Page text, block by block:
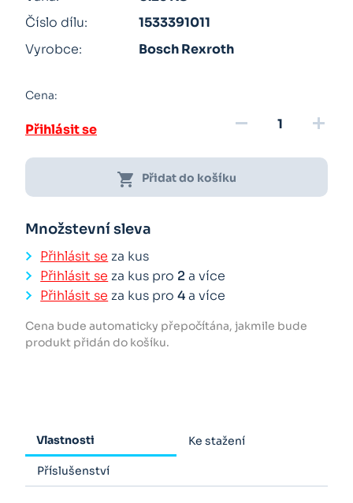
Číslo dílu:
1533391011
Vyrobce:
Bosch Rexroth
Cena:
Přihlásit se remove add
shopping_cart Přidat do košíku
Množstevní sleva
Přihlásit se za kus
Přihlásit se za kus pro 2a více
Přihlásit se za kus pro4a více
Cena bude automaticky přepočítána, jakmile bude
produkt přidán do košíku.
Vlastnosti Ke stažení
Příslušenství